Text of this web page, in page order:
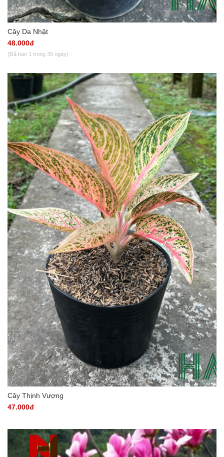
Cây Da Nhật
48.000đ
(Đã bán 1 trong 30 ngày)
Cây Thịnh Vượng
47.000đ